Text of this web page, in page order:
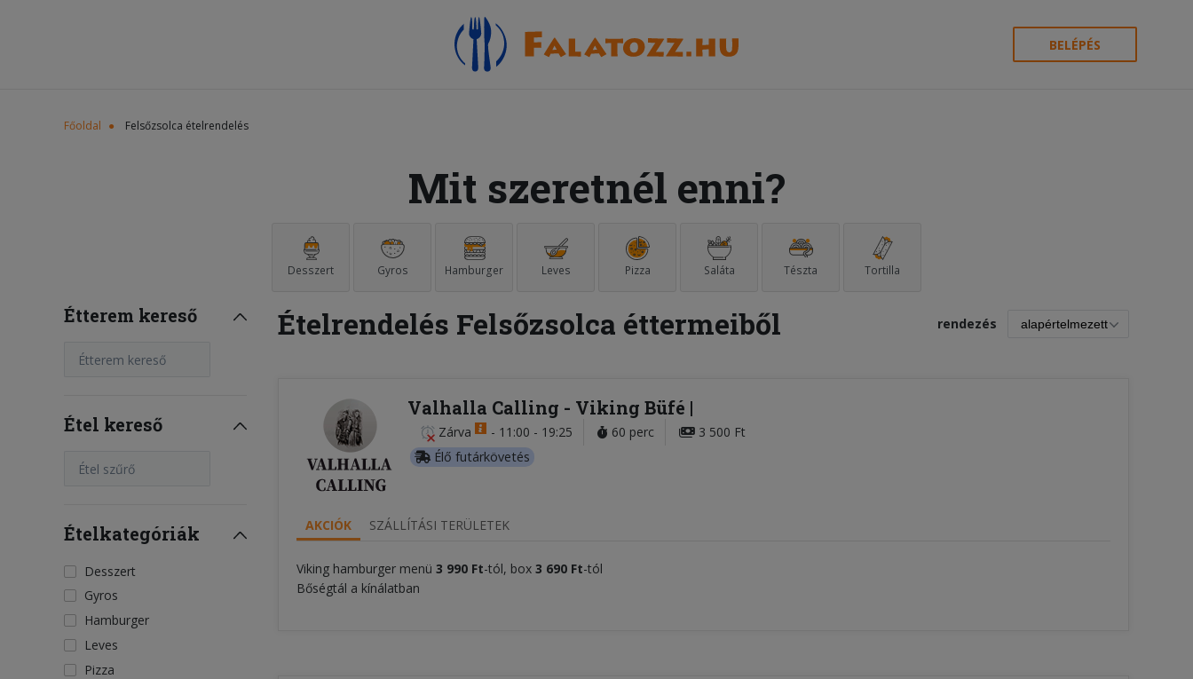
BELÉPÉS
Főoldal Felsőzsolca ételrendelés
Mit szeretnél enni?
Desszert Gyros Hamburger Leves Pizza Saláta Tészta Tortilla
Étterem kereső
Étterem kereső
Étel kereső
Étel szűrő
Ételkategóriák
Desszert
Gyros
Hamburger
Leves
Pizza
Ételrendelés Felsőzsolca éttermeiből rendezés
Valhalla Calling - Viking Büfé
Zárva - 11:00 - 19:25 60 perc
3 500 Ft
Élő futárkövetés
AKCIÓK SZÁLLÍTÁSI TERÜLETEK
Viking hamburger menü 3 990 Ft-tól, box 3 690 Ft-tól
Bőségtál a kínálatban